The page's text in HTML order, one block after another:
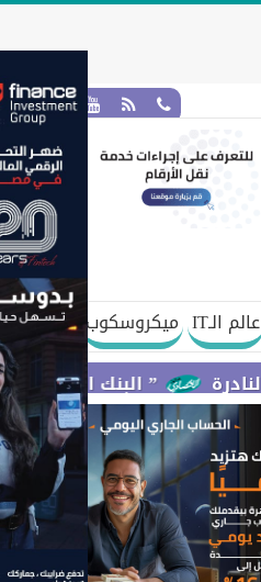
عالم الـIT
ميكروسكوب
” البنك المركزي” : معدلات الشمول المالي تواصل ارتفاعها 79%